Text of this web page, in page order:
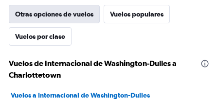
Otras opciones de vuelos Vuelos populares
Vuelos por clase
Vuelos de Internacional de Washington-Dulles a
Charlottetown
Vuelos a Internacional de Washington-Dulles